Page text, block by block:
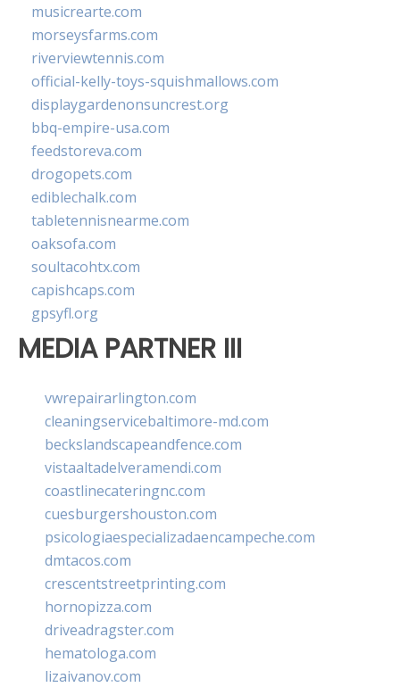
musicrearte.com
morseysfarms.com
riverviewtennis.com
official-kelly-toys-squishmallows.com
displaygardenonsuncrest.org
bbq-empire-usa.com
feedstoreva.com
drogopets.com
ediblechalk.com
tabletennisnearme.com
oaksofa.com
soultacohtx.com
capishcaps.com
gpsyfl.org
MEDIA PARTNER III
vwrepairarlington.com
cleaningservicebaltimore-md.com
beckslandscapeandfence.com
vistaaltadelveramendi.com
coastlinecateringnc.com
cuesburgershouston.com
psicologiaespecializadaencampeche.com
dmtacos.com
crescentstreetprinting.com
hornopizza.com
driveadragster.com
hematologa.com
lizaivanov.com